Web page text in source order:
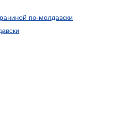
по-молдавски